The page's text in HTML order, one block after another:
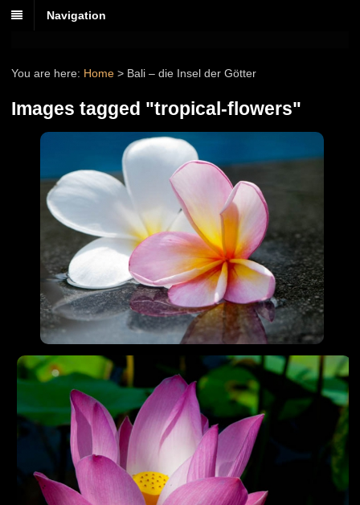
Navigation
You are here: Home > Bali – die Insel der Götter
Images tagged "tropical-flowers"